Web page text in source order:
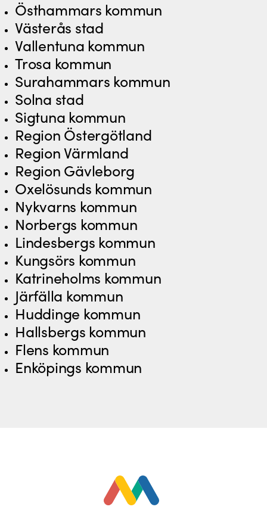
Östhammars kommun
Västerås stad
Vallentuna kommun
Trosa kommun
Surahammars kommun
Solna stad
Sigtuna kommun
Region Östergötland
Region Värmland
Region Gävleborg
Oxelösunds kommun
Nykvarns kommun
Norbergs kommun
Lindesbergs kommun
Kungsörs kommun
Katrineholms kommun
Järfälla kommun
Huddinge kommun
Hallsbergs kommun
Flens kommun
Enköpings kommun